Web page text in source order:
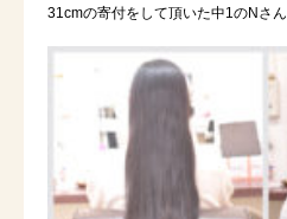
31cmの寄付をして頂いた中1のNさん